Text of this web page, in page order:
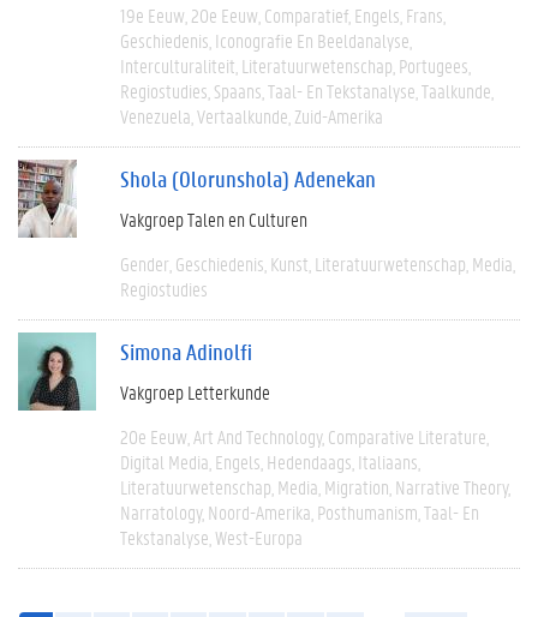
19e Eeuw 20e Eeuw Comparatief Engels Frans
Geschiedenis Iconografie En Beeldanalyse
Interculturaliteit Literatuurwetenschap Portugees
Regiostudies Spaans Taal- En Tekstanalyse Taalkunde
Venezuela Vertaalkunde Zuid-Amerika
Shola (Olorunshola) Adenekan
Vakgroep Talen en Culturen
Gender Geschiedenis Kunst Literatuurwetenschap Media
Regiostudies
Simona Adinolfi
Vakgroep Letterkunde
20e Eeuw Art And Technology Comparative Literature
Digital Media Engels Hedendaags Italiaans
Literatuurwetenschap Media Migration Narrative Theory
Narratology Noord-Amerika Posthumanism Taal- En
Tekstanalyse West-Europa